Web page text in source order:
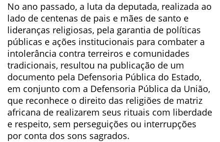
No ano passado, a luta da deputada, realizada ao
lado de centenas de pais e mães de santo e
lideranças religiosas, pela garantia de políticas
públicas e ações institucionais para combater a
intolerância contra terreiros e comunidades
tradicionais, resultou na publicação de um
documento pela Defensoria Pública do Estado,
em conjunto com a Defensoria Pública da União,
que reconhece o direito das religiões de matriz
africana de realizarem seus rituais com liberdade
e respeito, sem perseguições ou interrupções
por conta dos sons sagrados.